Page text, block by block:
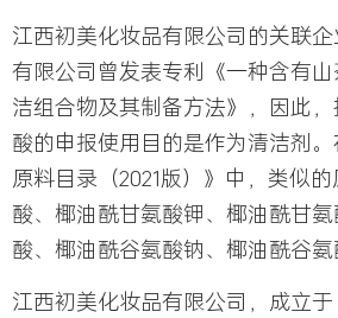
江西初美化妆品有限公司的关联
有限公司曾发表专利《一种含有
洁组合物及其制备方法》，因此
酸的申报使用目的是作为清洁剂
原料目录（2021版）》中，类似
酸、椰油酰甘氨酸钾、椰油酰甘
酸、椰油酰谷氨酸钠、椰油酰谷氨
江西初美化妆品有限公司，成立